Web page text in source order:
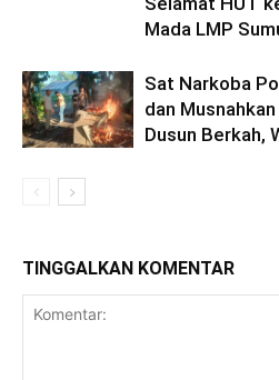
Mada LMP
Sat Narkoba
dan
Dusun Berkah,
TINGGALKAN KOMENTAR